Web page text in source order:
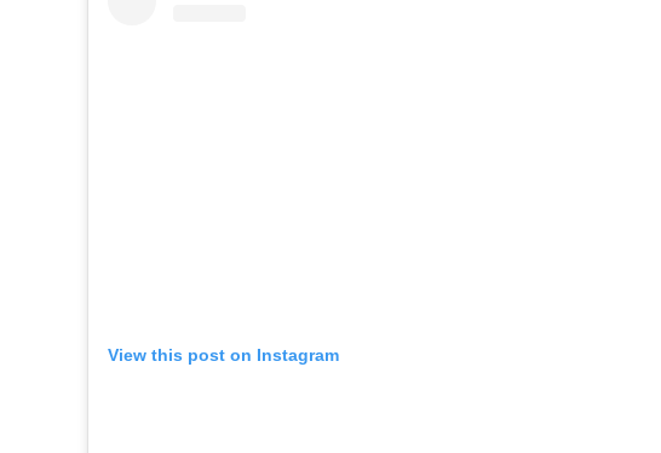
View this post on Instagram